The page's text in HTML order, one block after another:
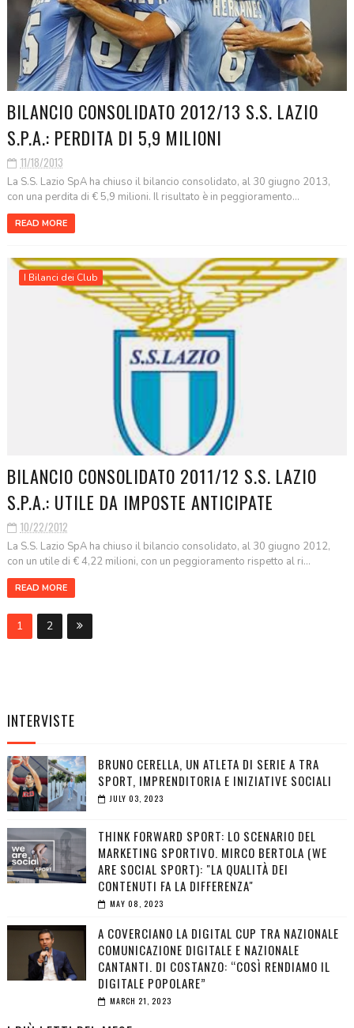
BILANCIO CONSOLIDATO 2012/13 S.S. LAZIO
S.P.A.: PERDITA DI 5,9 MILIONI
11/18/2013
La S.S. Lazio SpA ha chiuso il bilancio consolidato, al 30 giugno 2013,
con una perdita di € 5,9 milioni. Il risultato è in peggioramento...
READ MORE
I Bilanci dei Club
BILANCIO CONSOLIDATO 2011/12 S.S. LAZIO
S.P.A.: UTILE DA IMPOSTE ANTICIPATE
10/22/2012
La S.S. Lazio SpA ha chiuso il bilancio consolidato, al 30 giugno 2012,
con un utile di € 4,22 milioni, con un peggioramento rispetto al ri...
READ MORE
1 2
INTERVISTE
BRUNO CERELLA, UN ATLETA DI SERIE A TRA
SPORT, IMPRENDITORIA E INIZIATIVE SOCIALI
JULY 03, 2023
THINK FORWARD SPORT: LO SCENARIO DEL
MARKETING SPORTIVO. MIRCO BERTOLA (WE
ARE SOCIAL SPORT): "LA QUALITÀ DEI
CONTENUTI FA LA DIFFERENZA"
MAY 08, 2023
A COVERCIANO LA DIGITAL CUP TRA NAZIONALE
COMUNICAZIONE DIGITALE E NAZIONALE
CANTANTI. DI COSTANZO: “COSÌ RENDIAMO IL
DIGITALE POPOLARE”
MARCH 21, 2023